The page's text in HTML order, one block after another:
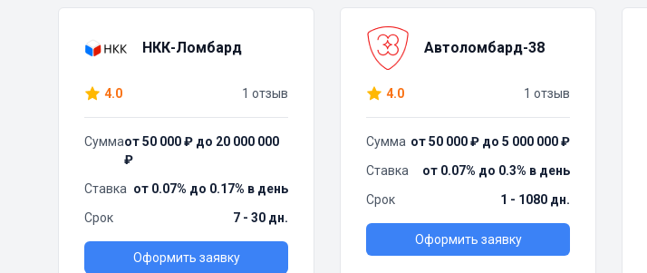
НКК-Ломбард
4.0 1 отзыв
Суммаот 50 000 ₽ до 20 000 000
₽
Ставка от 0.07% до 0.17% в день
Срок
7 - 30 дн.
Оформить заявку
Автоломбард-38
4.0 1 отзыв
Сумма от 50 000 ₽ до 5 000 000 ₽
Ставка
от 0.07% до 0.3% в день
Срок
1 - 1080 дн.
Оформить заявку